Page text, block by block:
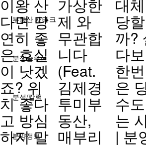
부동산 재태크
분쟁솔루션
분석/칼럼
분양정보
이왕 산
다면 당
연히 좋
은 호실
이 낫겠
죠? 위
치 좋다
고 방심
하지 말
가상한
제 와
무관합
니다
(Feat.
김제경
투미부
동산,
매부리
대
당할
까?
다
한
은
수
는
| 분